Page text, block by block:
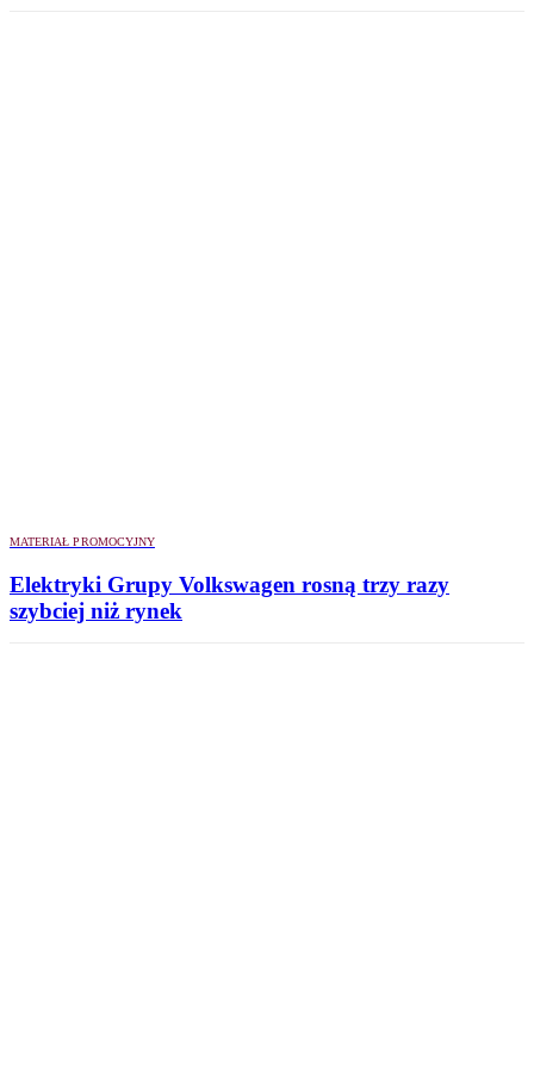
MATERIAŁ PROMOCYJNY
Elektryki Grupy Volkswagen rosną trzy razy
szybciej niż rynek